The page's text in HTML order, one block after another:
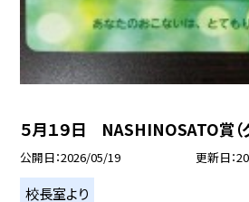
５月１９日 NASHINOSATO賞（
公開日 2026/05/19 更新日
校長室より